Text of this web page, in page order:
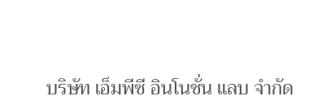
บริษัท เอ็มพีซี อินโนชั่น แลบ จำกัด